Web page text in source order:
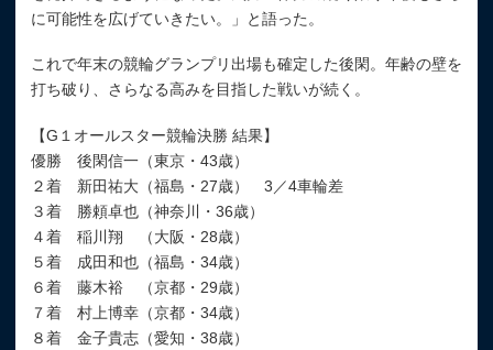
に可能性を広げていきたい。」と語った。
これで年末の競輪グランプリ出場も確定した後閑。年齢の壁を
打ち破り、さらなる高みを目指した戦いが続く。
【G１オールスター競輪決勝 結果】
優勝 後閑信一（東京・43歳）
２着 新田祐大（福島・27歳） 3／4車輪差
３着 勝頼卓也（神奈川・36歳）
４着 稲川翔 （大阪・28歳）
５着 成田和也（福島・34歳）
６着 藤木裕 （京都・29歳）
７着 村上博幸（京都・34歳）
８着 金子貴志（愛知・38歳）